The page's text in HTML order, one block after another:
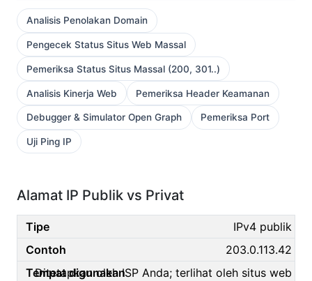
Analisis Penolakan Domain
Pengecek Status Situs Web Massal
Pemeriksa Status Situs Massal (200, 301..)
Analisis Kinerja Web Pemeriksa Header Keamanan
Debugger & Simulator Open Graph Pemeriksa Port
Uji Ping IP
Alamat IP Publik vs Privat
IPv4 publik
203.0.113.42
Ditetapkan oleh ISP Anda; terlihat oleh situs web